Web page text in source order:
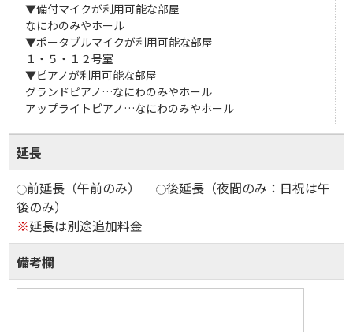
▼備付マイクが利用可能な部屋
なにわのみやホール
▼ポータブルマイクが利用可能な部屋
１・５・１２号室
▼ピアノが利用可能な部屋
グランドピアノ…なにわのみやホール
アップライトピアノ…なにわのみやホール
延長
前延長（午前のみ）
後延長（夜間のみ：日祝は午
後のみ）
※延長は別途追加料金
備考欄